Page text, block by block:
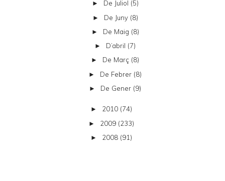
► De Juliol (5)
► De Juny (8)
► De Maig (8)
► D’abril (7)
► De Març (8)
► De Febrer (8)
► De Gener (9)
► 2010 (74)
► 2009 (233)
► 2008 (91)